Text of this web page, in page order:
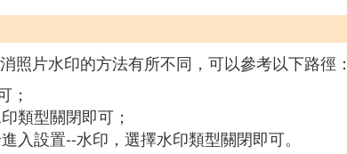
照片水印的方法有所不同，可以參考以下路徑：
；
類型關閉即可；
入設置--水印，選擇水印類型關閉即可。